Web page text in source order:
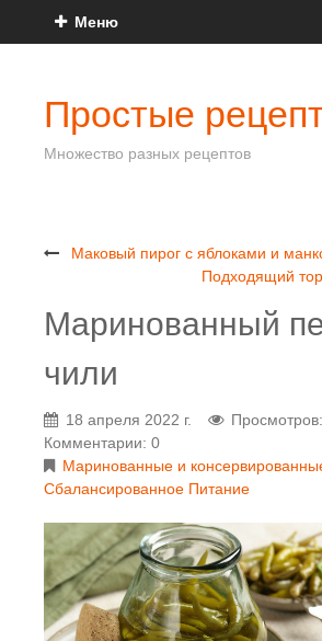
Меню
Простые
Множество разных рецептов
Маковый пирог с яблоками и
Подходящий
Маринованный
чили
18 апреля 2022 г.
Комментарии: 0
Маринованные и
Сбалансированное Питание